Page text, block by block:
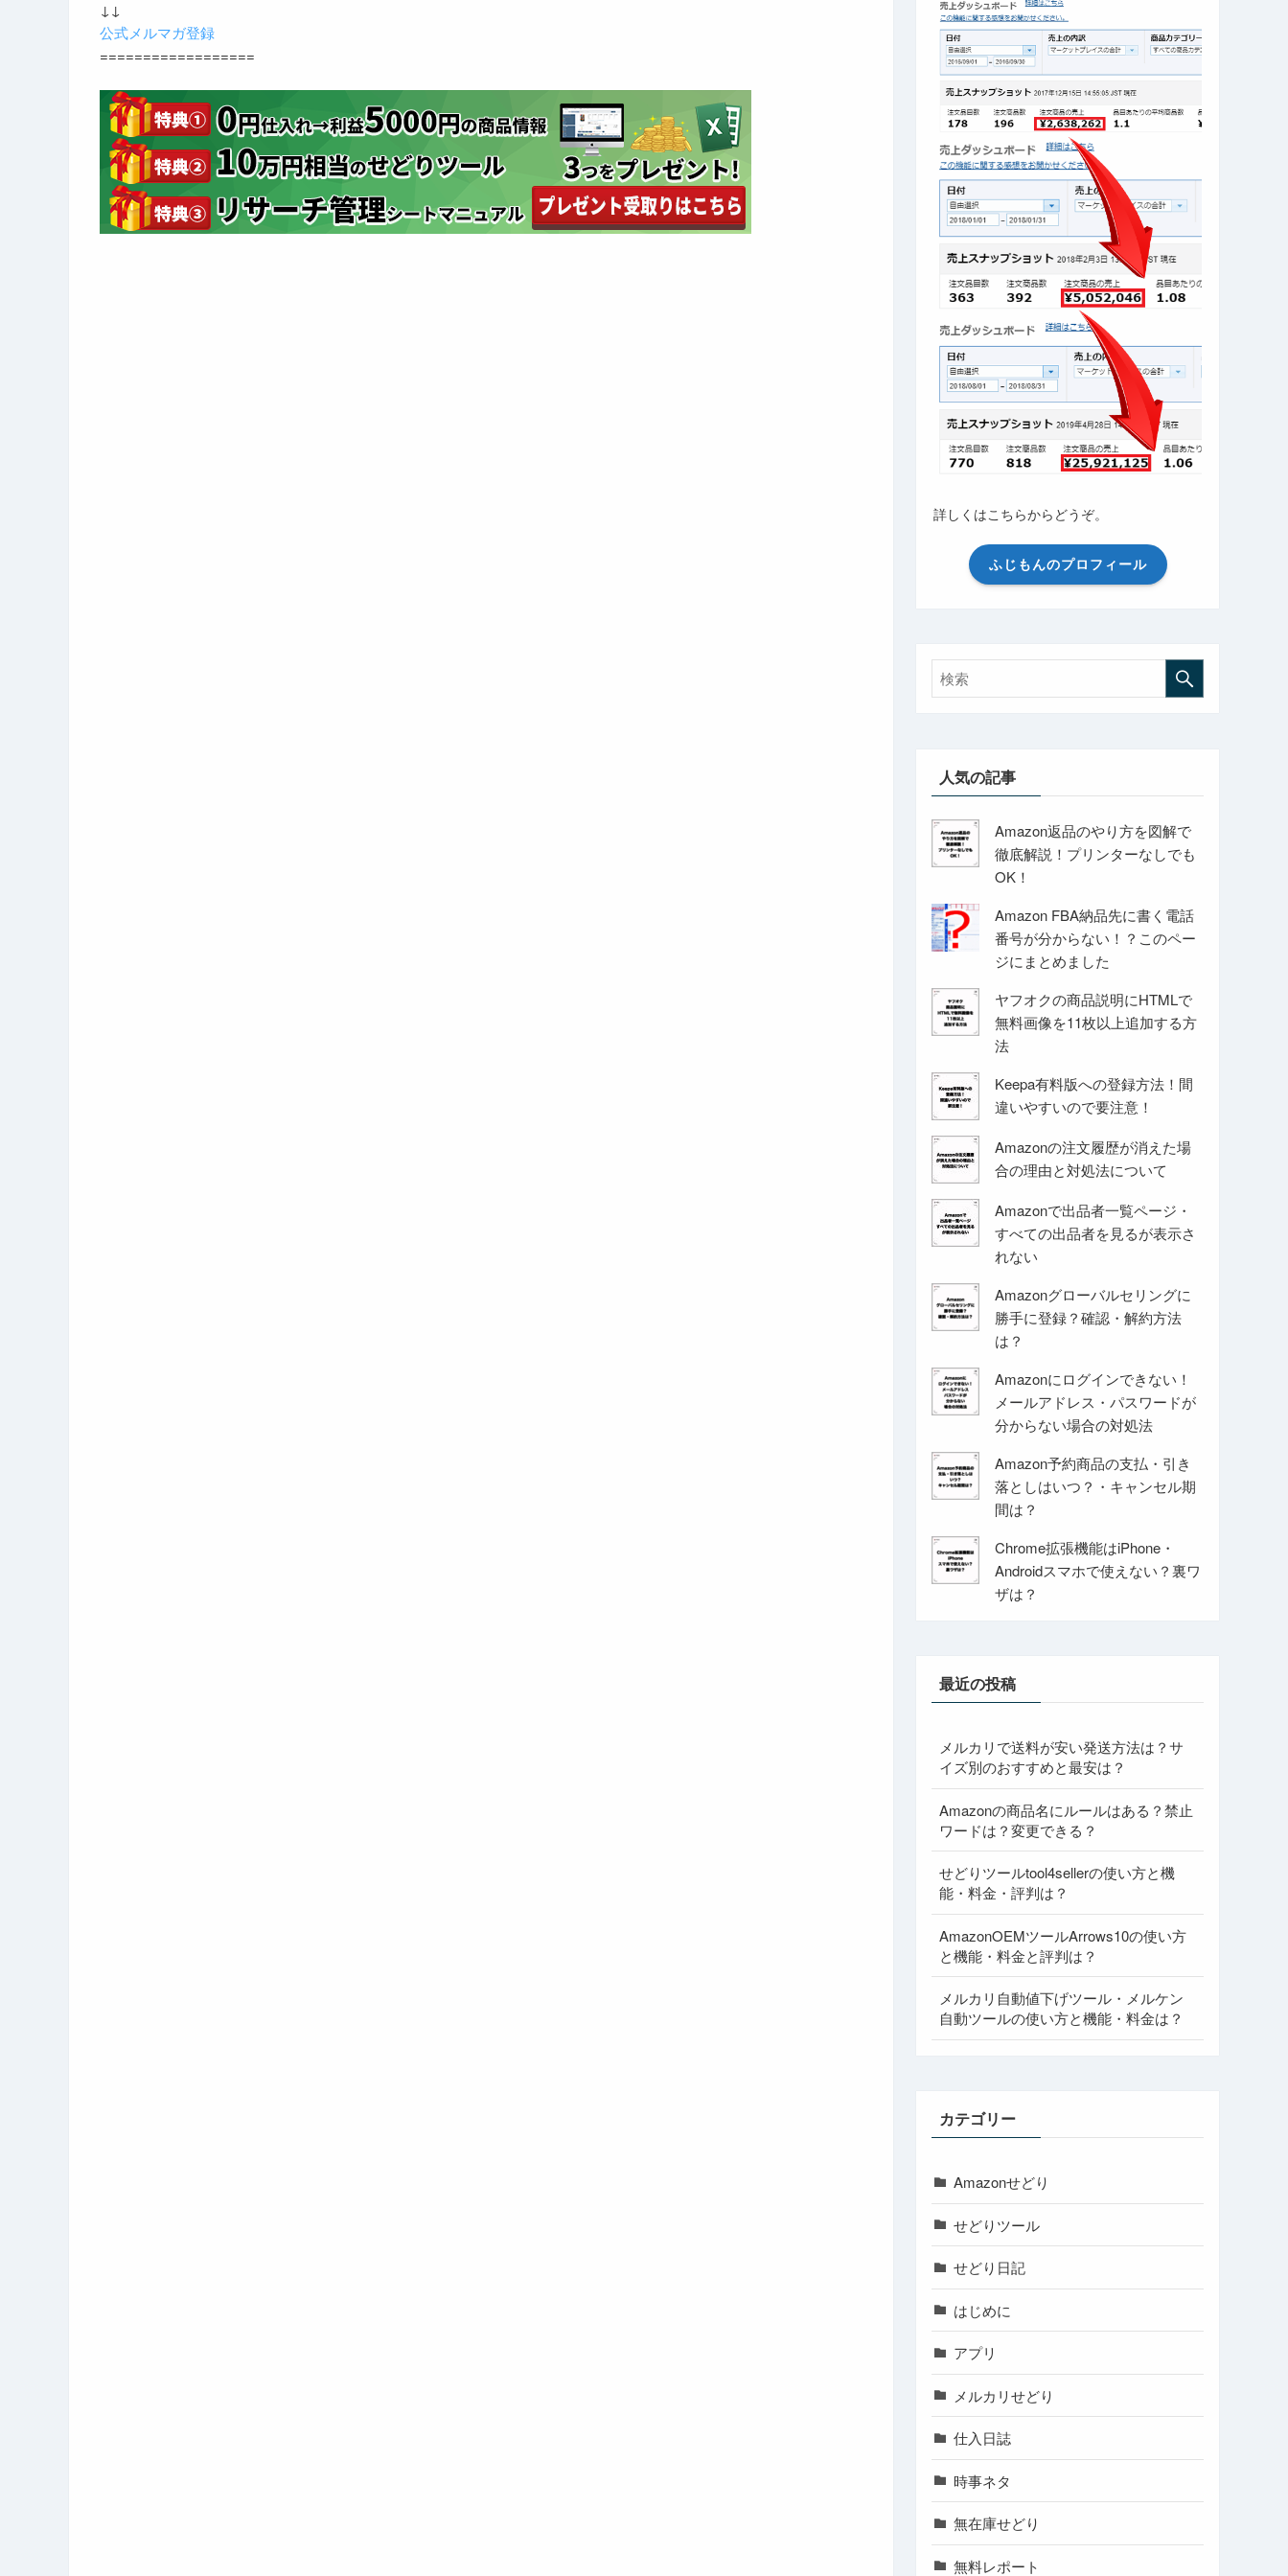
↓↓
公式メルマガ登録
==================
詳しくはこちらからどうぞ。
ふじもんのプロフィール
人気の記事
Amazon返品のやり方を図解で
徹底解説！プリンターなしでも
OK！
Amazon FBA納品先に書く電話
番号が分からない！？このペー
ジにまとめました
ヤフオクの商品説明にHTMLで
無料画像を11枚以上追加する方
法
Keepa有料版への登録方法！間
違いやすいので要注意！
Amazonの注文履歴が消えた場
合の理由と対処法について
Amazonで出品者一覧ページ・
すべての出品者を見るが表示さ
れない
Amazonグローバルセリングに
勝手に登録？確認・解約方法
は？
Amazonにログインできない！
メールアドレス・パスワードが
分からない場合の対処法
Amazon予約商品の支払・引き
落としはいつ？・キャンセル期
間は？
Chrome拡張機能はiPhone・
Androidスマホで使えない？裏ワ
ザは？
最近の投稿
メルカリで送料が安い発送方法は？サ
イズ別のおすすめと最安は？
Amazonの商品名にルールはある？禁止
ワードは？変更できる？
せどりツールtool4sellerの使い方と機
能・料金・評判は？
AmazonOEMツールArrows10の使い方
と機能・料金と評判は？
メルカリ自動値下げツール・メルケン
自動ツールの使い方と機能・料金は？
カテゴリー
Amazonせどり
せどりツール
せどり日記
はじめに
アプリ
メルカリせどり
仕入日誌
時事ネタ
無在庫せどり
無料レポート